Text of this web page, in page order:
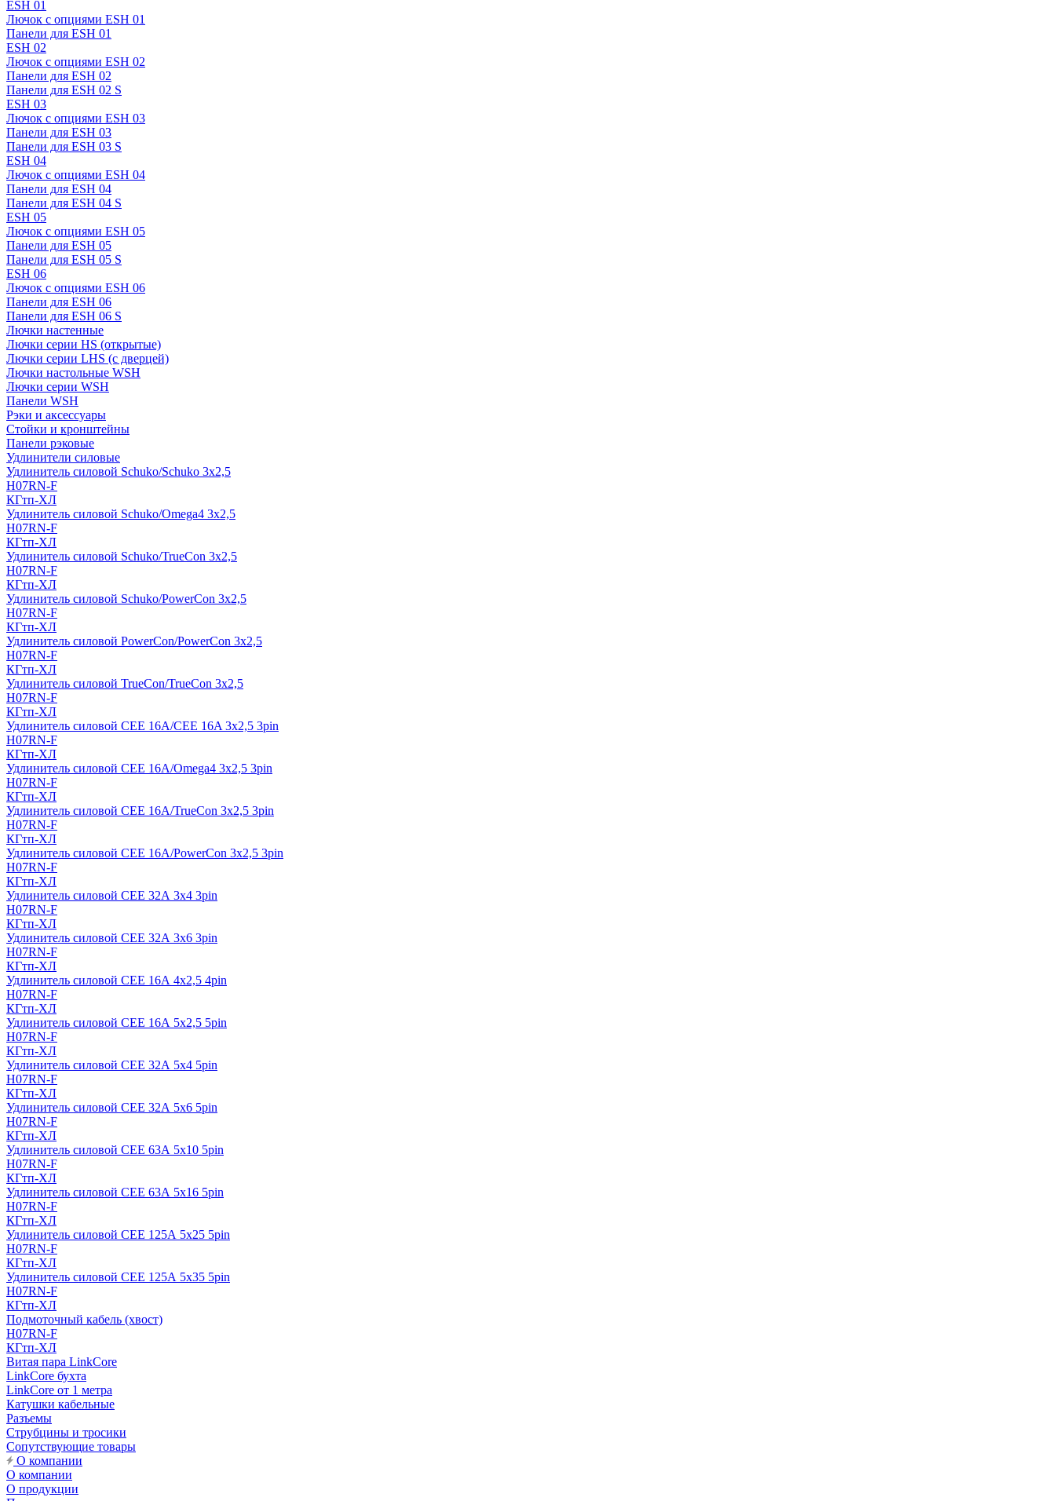
ESH 01
Лючок с опциями ESH 01
Панели для ESH 01
ESH 02
Лючок с опциями ESH 02
Панели для ESH 02
Панели для ESH 02 S
ESH 03
Лючок с опциями ESH 03
Панели для ESH 03
Панели для ESH 03 S
ESH 04
Лючок с опциями ESH 04
Панели для ESH 04
Панели для ESH 04 S
ESH 05
Лючок с опциями ESH 05
Панели для ESH 05
Панели для ESH 05 S
ESH 06
Лючок с опциями ESH 06
Панели для ESH 06
Панели для ESH 06 S
Лючки настенные
Лючки серии HS (открытые)
Лючки серии LHS (с дверцей)
Лючки настольные WSH
Лючки серии WSH
Панели WSH
Рэки и аксессуары
Стойки и кронштейны
Панели рэковые
Удлинители силовые
Удлинитель силовой Schuko/Schuko 3х2,5
H07RN-F
КГтп-ХЛ
Удлинитель силовой Schuko/Omega4 3х2,5
H07RN-F
КГтп-ХЛ
Удлинитель силовой Schuko/TrueCon 3х2,5
H07RN-F
КГтп-ХЛ
Удлинитель силовой Schuko/PowerCon 3х2,5
H07RN-F
КГтп-ХЛ
Удлинитель силовой PowerCon/PowerCon 3х2,5
H07RN-F
КГтп-ХЛ
Удлинитель силовой TrueCon/TrueCon 3х2,5
H07RN-F
КГтп-ХЛ
Удлинитель силовой CEE 16A/CEE 16A 3х2,5 3pin
H07RN-F
КГтп-ХЛ
Удлинитель силовой CEE 16A/Omega4 3х2,5 3pin
H07RN-F
КГтп-ХЛ
Удлинитель силовой CEE 16A/TrueCon 3х2,5 3pin
H07RN-F
КГтп-ХЛ
Удлинитель силовой CEE 16A/PowerCon 3х2,5 3pin
H07RN-F
КГтп-ХЛ
Удлинитель силовой CEE 32А 3х4 3pin
H07RN-F
КГтп-ХЛ
Удлинитель силовой CEE 32А 3х6 3pin
H07RN-F
КГтп-ХЛ
Удлинитель силовой CEE 16А 4х2,5 4pin
H07RN-F
КГтп-ХЛ
Удлинитель силовой CEE 16А 5x2,5 5pin
H07RN-F
КГтп-ХЛ
Удлинитель силовой CEE 32А 5x4 5pin
H07RN-F
КГтп-ХЛ
Удлинитель силовой CEE 32А 5x6 5pin
H07RN-F
КГтп-ХЛ
Удлинитель силовой CEE 63А 5x10 5pin
H07RN-F
КГтп-ХЛ
Удлинитель силовой CEE 63А 5x16 5pin
H07RN-F
КГтп-ХЛ
Удлинитель силовой CEE 125А 5x25 5pin
H07RN-F
КГтп-ХЛ
Удлинитель силовой CEE 125А 5x35 5pin
H07RN-F
КГтп-ХЛ
Подмоточный кабель (хвост)
H07RN-F
КГтп-ХЛ
Витая пара LinkCore
LinkCore бухта
LinkCore от 1 метра
Катушки кабельные
Разъемы
Струбцины и тросики
Сопутствующие товары
О компании
О компании
О продукции